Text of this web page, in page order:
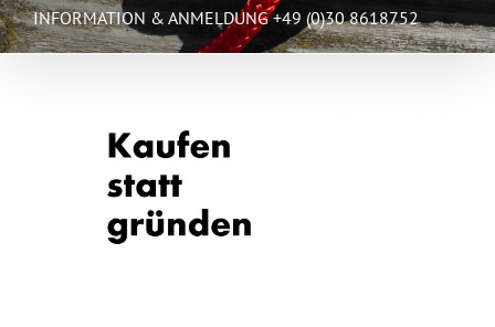
INFORMATION & ANMELDUNG +49 (0)30 8618752